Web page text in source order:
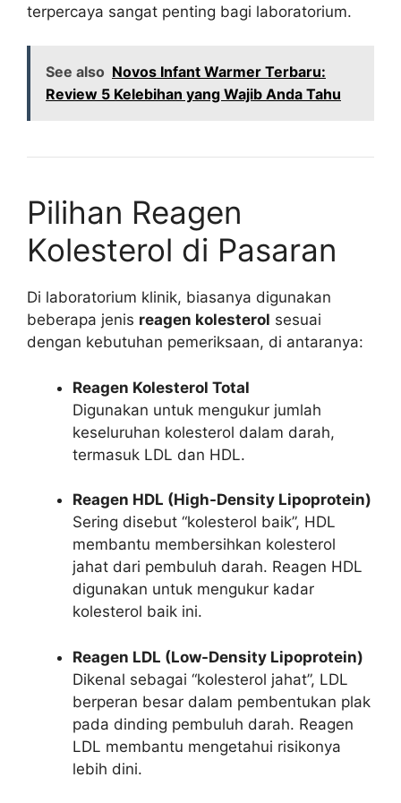
terpercaya sangat penting bagi laboratorium.
See also Novos Infant Warmer Terbaru:
Review 5 Kelebihan yang Wajib Anda Tahu
Pilihan Reagen
Kolesterol di Pasaran
Di laboratorium klinik, biasanya digunakan
beberapa jenis reagen kolesterol sesuai
dengan kebutuhan pemeriksaan, di antaranya:
Reagen Kolesterol Total
Digunakan untuk mengukur jumlah
keseluruhan kolesterol dalam darah,
termasuk LDL dan HDL.
Reagen HDL (High-Density Lipoprotein)
Sering disebut “kolesterol baik”, HDL
membantu membersihkan kolesterol
jahat dari pembuluh darah. Reagen HDL
digunakan untuk mengukur kadar
kolesterol baik ini.
Reagen LDL (Low-Density Lipoprotein)
Dikenal sebagai “kolesterol jahat”, LDL
berperan besar dalam pembentukan plak
pada dinding pembuluh darah. Reagen
LDL membantu mengetahui risikonya
lebih dini.